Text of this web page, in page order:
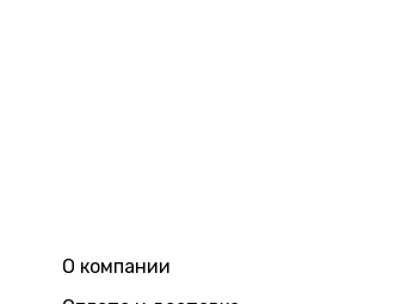
О компании